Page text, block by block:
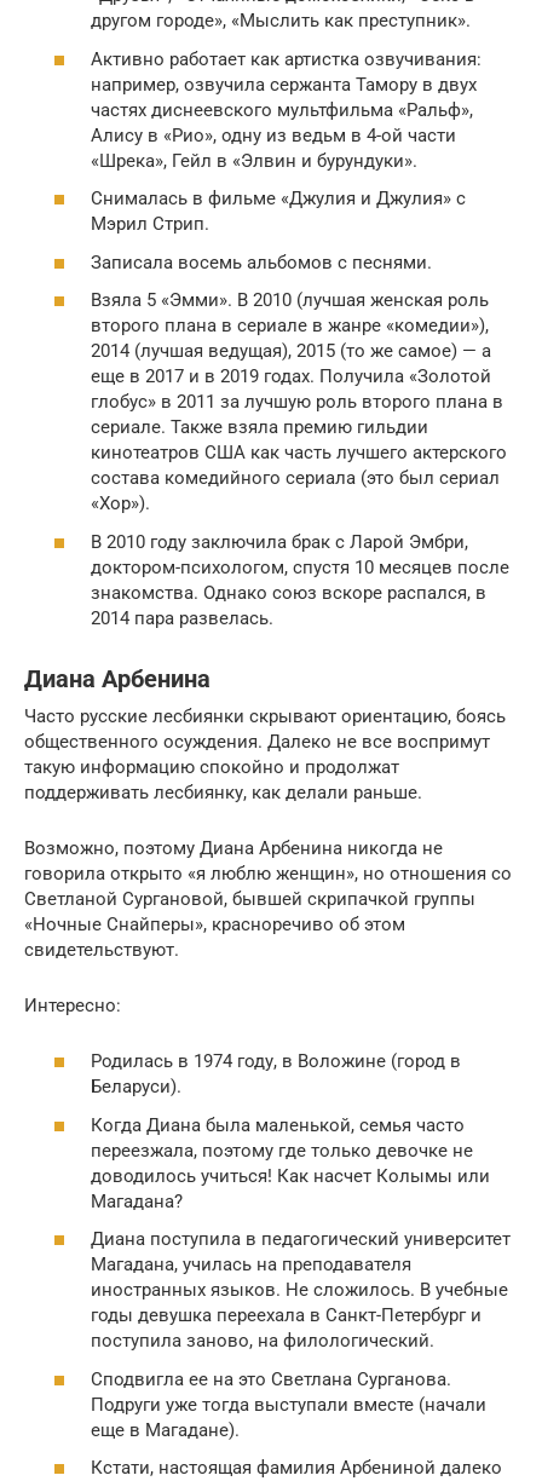
другом городе», «Мыслить как преступник».
Активно работает как артистка озвучивания:
например, озвучила сержанта Тамору в двух
частях диснеевского мультфильма «Ральф»,
Алису в «Рио», одну из ведьм в 4-ой части
«Шрека», Гейл в «Элвин и бурундуки».
Снималась в фильме «Джулия и Джулия» с
Мэрил Стрип.
Записала восемь альбомов с песнями.
Взяла 5 «Эмми». В 2010 (лучшая женская роль
второго плана в сериале в жанре «комедии»),
2014 (лучшая ведущая), 2015 (то же самое) — а
еще в 2017 и в 2019 годах. Получила «Золотой
глобус» в 2011 за лучшую роль второго плана в
сериале. Также взяла премию гильдии
кинотеатров США как часть лучшего актерского
состава комедийного сериала (это был сериал
«Хор»).
В 2010 году заключила брак с Ларой Эмбри,
доктором-психологом, спустя 10 месяцев после
знакомства. Однако союз вскоре распался, в
2014 пара развелась.
Диана Арбенина
Часто русские лесбиянки скрывают ориентацию, боясь
общественного осуждения. Далеко не все воспримут
такую информацию спокойно и продолжат
поддерживать лесбиянку, как делали раньше.
Возможно, поэтому Диана Арбенина никогда не
говорила открыто «я люблю женщин», но отношения со
Светланой Сургановой, бывшей скрипачкой группы
«Ночные Снайперы», красноречиво об этом
свидетельствуют.
Интересно:
Родилась в 1974 году, в Воложине (город в
Беларуси).
Когда Диана была маленькой, семья часто
переезжала, поэтому где только девочке не
доводилось учиться! Как насчет Колымы или
Магадана?
Диана поступила в педагогический университет
Магадана, училась на преподавателя
иностранных языков. Не сложилось. В учебные
годы девушка переехала в Санкт-Петербург и
поступила заново, на филологический.
Сподвигла ее на это Светлана Сурганова.
Подруги уже тогда выступали вместе (начали
еще в Магадане).
Кстати, настоящая фамилия Арбениной далеко